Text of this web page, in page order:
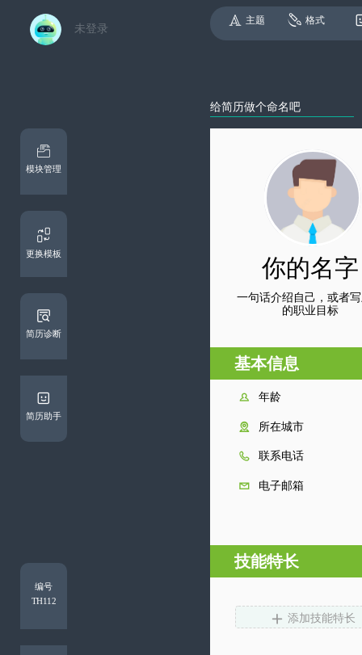
主题 格式
未登录
模块管理
更换模板
简历诊断
简历助手
编号
TH112
基本信息




技能特长
添加技能特长